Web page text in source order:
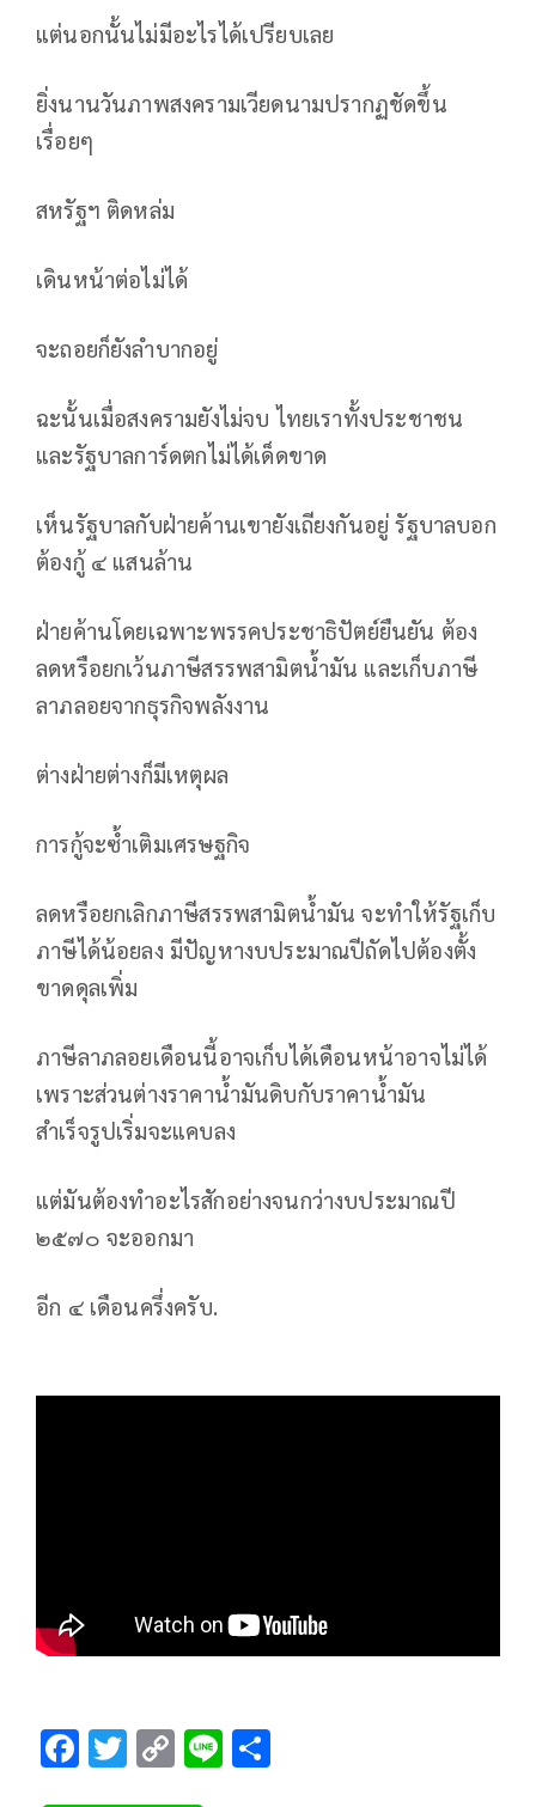
แต่นอกนั้นไม่มีอะไรได้เปรียบเลย
ยิ่งนานวันภาพสงครามเวียดนามปรากฏชัดขึ้น
เรื่อยๆ
สหรัฐฯ ติดหล่ม
เดินหน้าต่อไม่ได้
จะถอยก็ยังลำบากอยู่
ฉะนั้นเมื่อสงครามยังไม่จบ ไทยเราทั้งประชาชน
และรัฐบาลการ์ดตกไม่ได้เด็ดขาด
เห็นรัฐบาลกับฝ่ายค้านเขายังเถียงกันอยู่ รัฐบาลบอก
ต้องกู้ ๔ แสนล้าน
ฝ่ายค้านโดยเฉพาะพรรคประชาธิปัตย์ยืนยัน ต้อง
ลดหรือยกเว้นภาษีสรรพสามิตน้ำมัน และเก็บภาษี
ลาภลอยจากธุรกิจพลังงาน
ต่างฝ่ายต่างก็มีเหตุผล
การกู้จะซ้ำเติมเศรษฐกิจ
ลดหรือยกเลิกภาษีสรรพสามิตน้ำมัน จะทำให้รัฐเก็บ
ภาษีได้น้อยลง มีปัญหางบประมาณปีถัดไปต้องตั้ง
ขาดดุลเพิ่ม
ภาษีลาภลอยเดือนนี้อาจเก็บได้เดือนหน้าอาจไม่ได้
เพราะส่วนต่างราคาน้ำมันดิบกับราคาน้ำมัน
สำเร็จรูปเริ่มจะแคบลง
แต่มันต้องทำอะไรสักอย่างจนกว่างบประมาณปี
๒๕๗๐ จะออกมา
อีก ๔ เดือนครึ่งครับ.
F T C Li